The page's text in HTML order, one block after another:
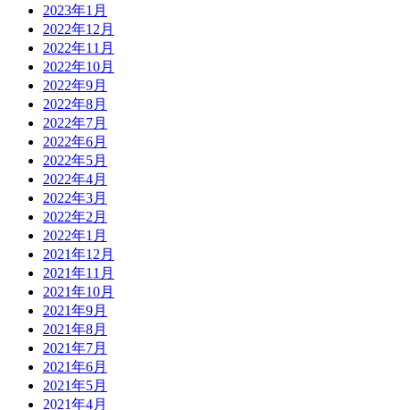
2023年1月
2022年12月
2022年11月
2022年10月
2022年9月
2022年8月
2022年7月
2022年6月
2022年5月
2022年4月
2022年3月
2022年2月
2022年1月
2021年12月
2021年11月
2021年10月
2021年9月
2021年8月
2021年7月
2021年6月
2021年5月
2021年4月